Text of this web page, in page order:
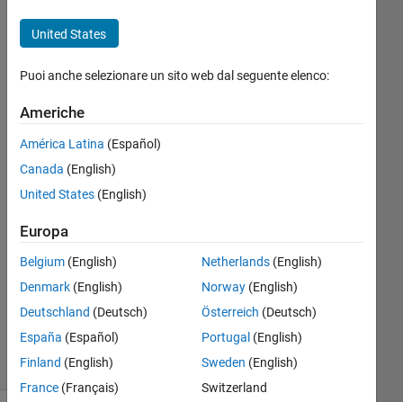
of lines
Marmar
10 Lug
2019
2
Risposte
accettata
Aggiornato
10 Lug
2019
Visualizzazioni
(30 giorni)
United States
Puoi anche selezionare un sito web dal seguente elenco:
Americhe
América Latina (Español)
Canada (English)
United States (English)
Europa
Belgium (English)
Denmark (English)
Deutschland (Deutsch)
España (Español)
Finland (English)
France (Français)
Netherlands(English)
Norway(English)
Österreich (Deutsch)
Portugal (English)
Sweden (English)
Switzerland